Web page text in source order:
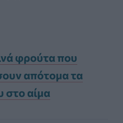
φρούτα που
απότομα τα
στο αίμα